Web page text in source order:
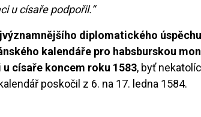
u císaře podpořil.“
diplomatického
kalendáře pro habsburskou
císaře koncem roku 1583, byť
poskočil z 6. na 17. ledna 1584.